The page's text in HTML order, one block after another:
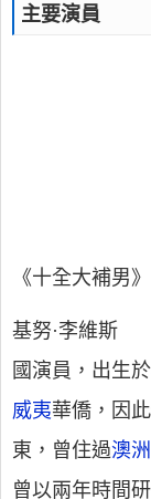
主要演員
《十全大補男》
基努·李維斯
國演員，出生於
威夷華僑，因
東，曾住過澳洲
曾以兩年時間